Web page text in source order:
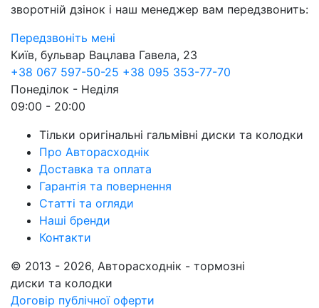
зворотній дзінок і наш менеджер вам передзвонить:
Передзвоніть мені
Київ, бульвар Вацлава Гавела, 23
+38 067 597-50-25 +38 095 353-77-70
Понеділок - Неділя
09:00 - 20:00
Тільки оригінальні гальмівні диски та колодки
Про Авторасходнік
Доставка та оплата
Гарантія та повернення
Статті та огляди
Наші бренди
Контакти
© 2013 - 2026, Авторасходнік - тормозні
диски та колодки
Договір публічної оферти